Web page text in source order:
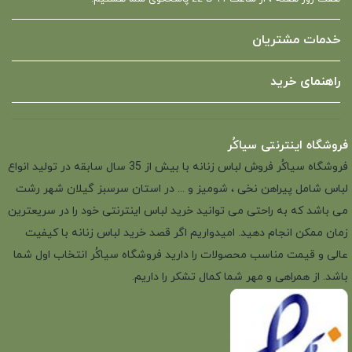
خدمات مشتریان
راهنمای خرید
فروشگاه اینترنتی سیاکُر
فروشگاه سیاکُر فروش لباس زنانه با بیش از 35 سال سابقه در تولید انواع
لباس شامل پیراهن نخی ، شومیز و ... در استان سرسبز گیلان شهر رشت
می باشد که به راحتی می توانید خرید لباس اینترنتی خود را در سریعترین
زمان ممکن انجام دهید. امیدواریم اگر قصد خرید لباس زنانه با کیفیت
عالی و قیمت مناسب محصولات را دارید فروشگاه سیاکُر انتخاب اول شما
باشد. از همراهی و مهر شما کمال تشکر را داریم.